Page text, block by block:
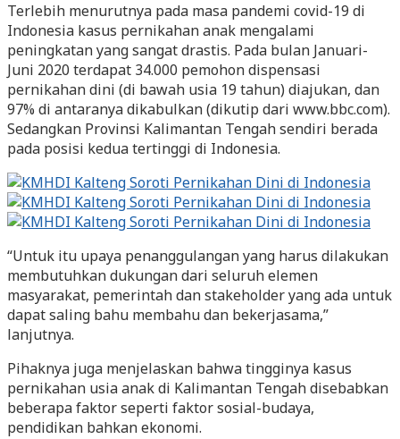
Terlebih menurutnya pada masa pandemi covid-19 di
Indonesia kasus pernikahan anak mengalami
peningkatan yang sangat drastis. Pada bulan Januari-
Juni 2020 terdapat 34.000 pemohon dispensasi
pernikahan dini (di bawah usia 19 tahun) diajukan, dan
97% di antaranya dikabulkan (dikutip dari www.bbc.com).
Sedangkan Provinsi Kalimantan Tengah sendiri berada
pada posisi kedua tertinggi di Indonesia.
“Untuk itu upaya penanggulangan yang harus dilakukan
membutuhkan dukungan dari seluruh elemen
masyarakat, pemerintah dan stakeholder yang ada untuk
dapat saling bahu membahu dan bekerjasama,”
lanjutnya.
Pihaknya juga menjelaskan bahwa tingginya kasus
pernikahan usia anak di Kalimantan Tengah disebabkan
beberapa faktor seperti faktor sosial-budaya,
pendidikan bahkan ekonomi.